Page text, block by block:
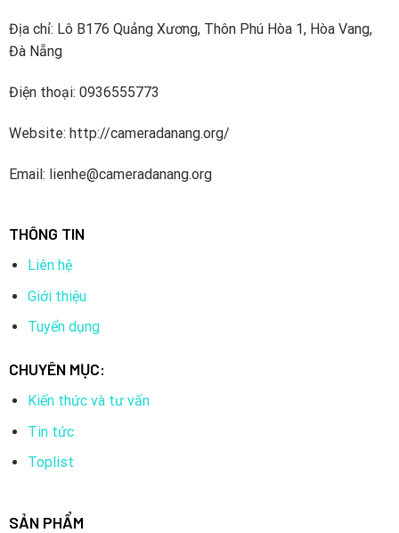
Địa chỉ: Lô B176 Quảng Xương, Thôn Phú Hòa 1, Hòa Vang,
Đà Nẵng
Điện thoại: 0936555773
Website: http://cameradanang.org/
Email: lienhe@cameradanang.org
THÔNG TIN
Liên hệ
Giới thiệu
Tuyển dụng
CHUYÊN MỤC:
Kiến thức và tư vấn
Tin tức
Toplist
SẢN PHẨM